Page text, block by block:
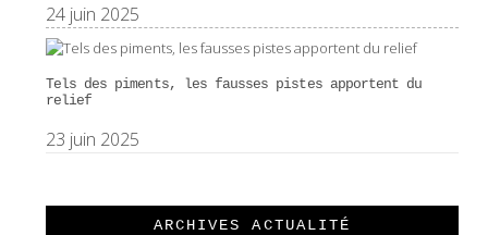
24 juin 2025
Tels des piments, les fausses pistes apportent du
relief
23 juin 2025
ARCHIVES ACTUALITÉ